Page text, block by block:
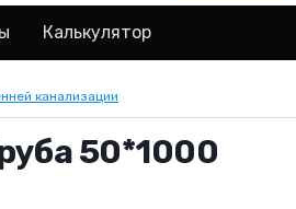
Калькулятор
канализации
50*1000